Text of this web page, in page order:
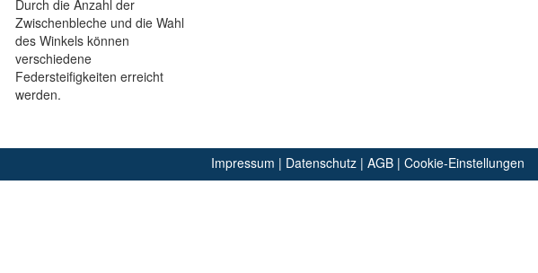
Durch die Anzahl der
Zwischenbleche und die Wahl
des Winkels können
verschiedene
Federsteifigkeiten erreicht
werden.
Impressum | Datenschutz | AGB | Cookie-Einstellungen